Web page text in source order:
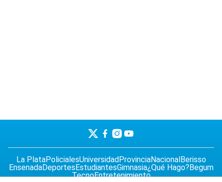
La PlataPolicialesUniversidad ProvinciaNacional Berisso
EnsenadaDeportes EstudiantesGimnasia¿Qué Hago? Begum
TecnoEntretenimiento